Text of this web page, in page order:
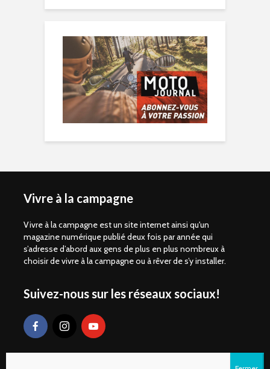
Vivre à la campagne
Vivre à la campagne est un site internet ainsi qu'un
magazine numérique publié deux fois par année qui
s’adresse d’abord aux gens de plus en plus nombreux à
choisir de vivre à la campagne ou à rêver de s’y installer.
Suivez-nous sur les réseaux sociaux!